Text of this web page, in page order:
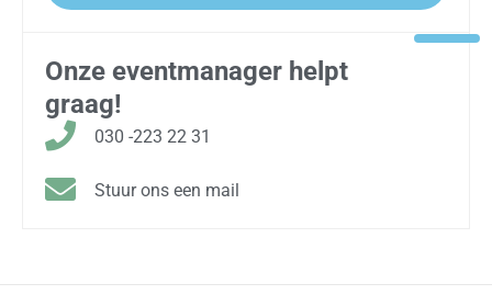
Onze eventmanager helpt
graag!
030 -223 22 31
Stuur ons een mail